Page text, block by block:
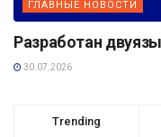
ГЛАВНЫЕ НОВОСТИ
Разработан
30.07.2026
Trending